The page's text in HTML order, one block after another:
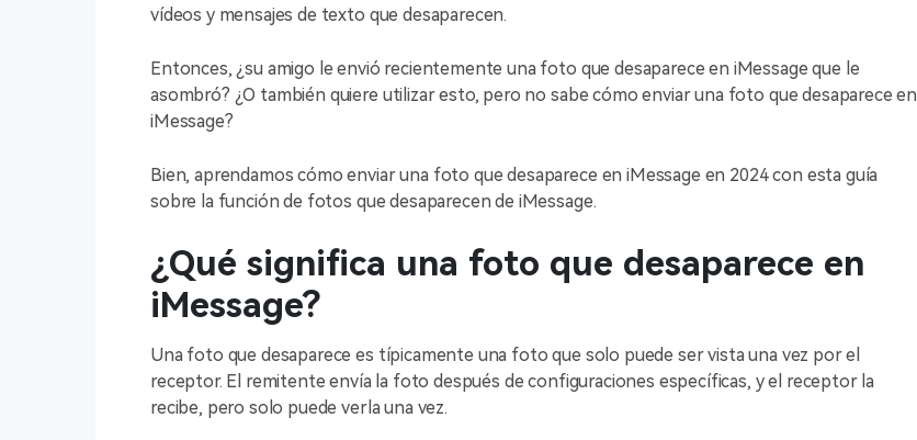
vídeos y mensajes de texto que desaparecen.
Entonces, ¿su amigo le envió recientemente una foto que desaparece en iMessage que le
asombró? ¿O también quiere utilizar esto, pero no sabe cómo enviar una foto que desaparece en
iMessage?
Bien, aprendamos cómo enviar una foto que desaparece en iMessage en 2024 con esta guía
sobre la función de fotos que desaparecen de iMessage.
¿Qué significa una foto que desaparece en
iMessage?
Una foto que desaparece es típicamente una foto que solo puede ser vista una vez por el
receptor. El remitente envía la foto después de configuraciones específicas, y el receptor la
recibe, pero solo puede verla una vez.